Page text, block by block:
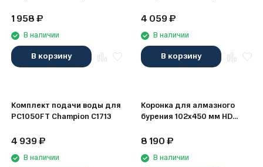
1 958₽
В наличии
В корзину
4 059₽
В наличии
В корзину
Комплект подачи воды для
PC1050FT Champion C1713
4 939₽
В наличии
Коронка для алмазного
бурения 102х450 мм HD
8 190₽
В наличии